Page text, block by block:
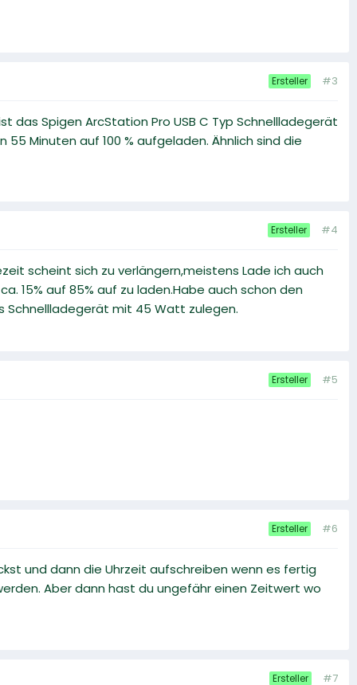
Ersteller #3
das Spigen ArcStation Pro USB C Typ Schnellladegerät
55 Minuten auf 100 % aufgeladen. Ähnlich sind die
Ersteller #4
scheint sich zu verlängern,meistens Lade ich auch
15% auf 85% auf zu laden.Habe auch schon den
Schnellladegerät mit 45 Watt zulegen.
Ersteller #5
Ersteller #6
und dann die Uhrzeit aufschreiben wenn es fertig
Aber dann hast du ungefähr einen Zeitwert wo
Ersteller #7